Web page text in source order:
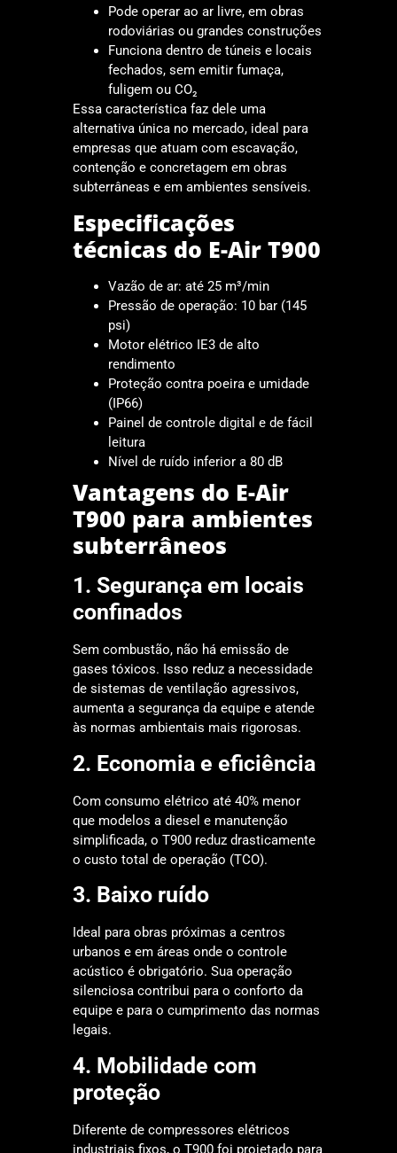
Pode operar ao ar livre, em obras
rodoviárias ou grandes construções
Funciona dentro de túneis e locais
fechados, sem emitir fumaça,
fuligem ou CO₂
Essa característica faz dele uma
alternativa única no mercado, ideal para
empresas que atuam com escavação,
contenção e concretagem em obras
subterrâneas e em ambientes sensíveis.
Especificações
técnicas do E-Air T900
Vazão de ar: até 25 m³/min
Pressão de operação: 10 bar (145
psi)
Motor elétrico IE3 de alto
rendimento
Proteção contra poeira e umidade
(IP66)
Painel de controle digital e de fácil
leitura
Nível de ruído inferior a 80 dB
Vantagens do E-Air
T900 para ambientes
subterrâneos
1. Segurança em locais
confinados
Sem combustão, não há emissão de
gases tóxicos. Isso reduz a necessidade
de sistemas de ventilação agressivos,
aumenta a segurança da equipe e atende
às normas ambientais mais rigorosas.
2. Economia e eficiência
Com consumo elétrico até 40% menor
que modelos a diesel e manutenção
simplificada, o T900 reduz drasticamente
o custo total de operação (TCO).
3. Baixo ruído
Ideal para obras próximas a centros
urbanos e em áreas onde o controle
acústico é obrigatório. Sua operação
silenciosa contribui para o conforto da
equipe e para o cumprimento das normas
legais.
4. Mobilidade com
proteção
Diferente de compressores elétricos
industriais fixos, o T900 foi projetado para